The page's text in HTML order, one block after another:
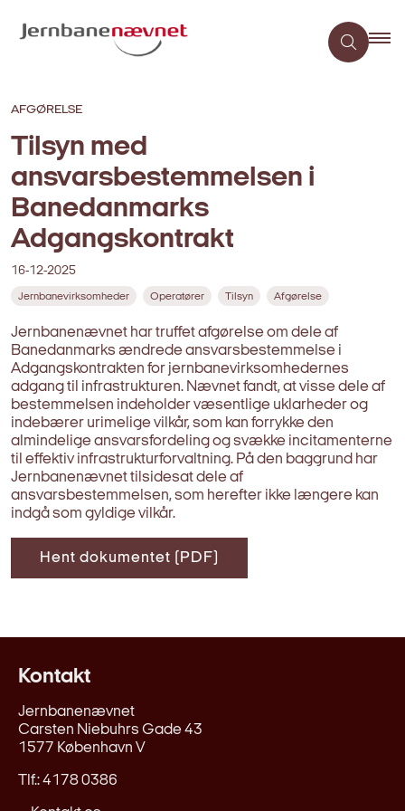
AFGØRELSE
Tilsyn med
ansvarsbestemmelsen i
Banedanmarks
Adgangskontrakt
16-12-2025
Jernbanevirksomheder Operatører Tilsyn Afgørelse
Jernbanenævnet har truffet afgørelse om dele af
Banedanmarks ændrede ansvarsbestemmelse i
Adgangskontrakten for jernbanevirksomhedernes
adgang til infrastrukturen. Nævnet fandt, at visse dele af
bestemmelsen indeholder væsentlige uklarheder og
indebærer urimelige vilkår, som kan forrykke den
almindelige ansvarsfordeling og svække incitamenterne
til effektiv infrastrukturforvaltning. På den baggrund har
Jernbanenævnet tilsidesat dele af
ansvarsbestemmelsen, som herefter ikke længere kan
indgå som gyldige vilkår.
Hent dokumentet (PDF)
Kontakt
Jernbanenævnet
Carsten Niebuhrs Gade 43
1577 København V
Tlf.: 4178 0386